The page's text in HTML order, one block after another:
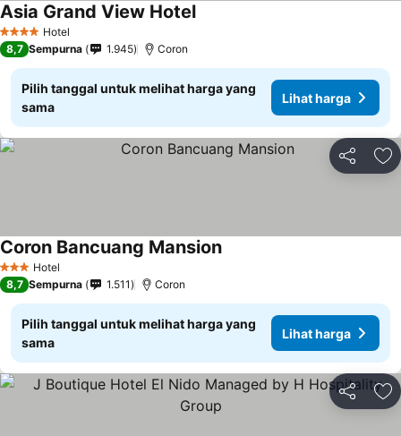
4 BintangHotel
Asia Grand View HotelLihat harga
8,7 Sempurna 1.945 Coron
Pilih tanggal untuk melihat harga yang
sama
Lihat harga
Bagikan
3 BintangHotel
Coron Bancuang MansionLihat harga
8,7 Sempurna 1.511 Coron
Pilih tanggal untuk melihat harga yang
sama
Lihat harga
Bagikan